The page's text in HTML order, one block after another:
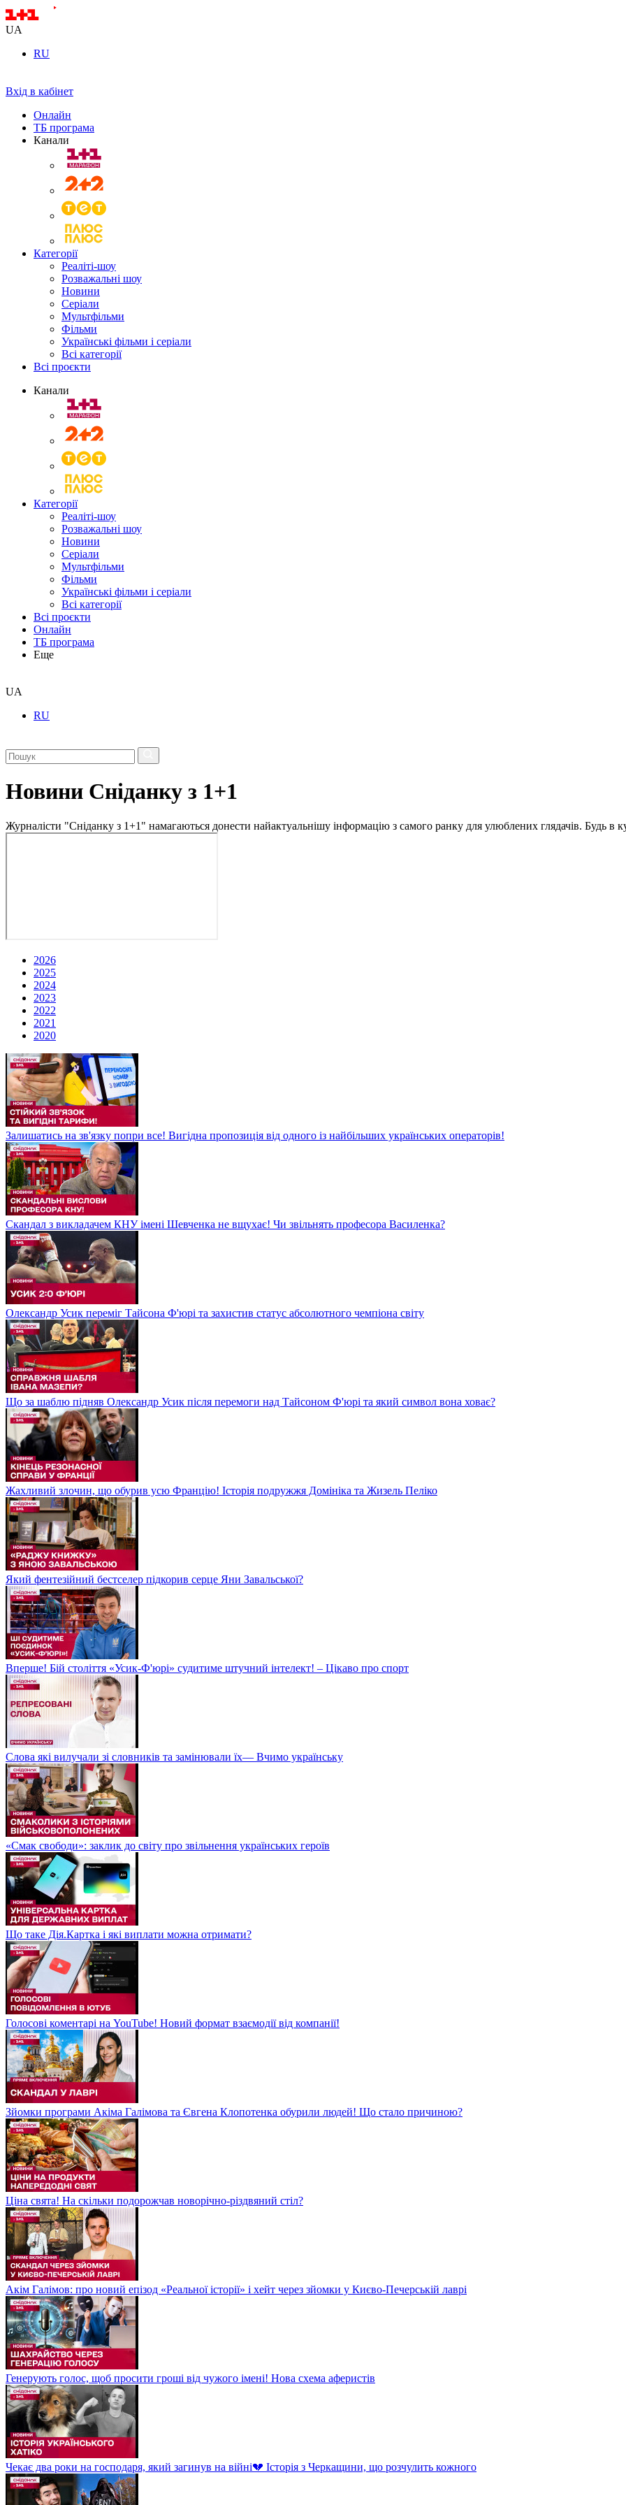
UA
RU
Вхід в кабінет
Онлайн
ТБ програма
Канали
Категорії
Реаліті-шоу
Розважальні шоу
Новини
Серіали
Мультфільми
Фільми
Українські фільми і серіали
Всі категорії
Всі проєкти
Канали
Категорії
Реаліті-шоу
Розважальні шоу
Новини
Серіали
Мультфільми
Фільми
Українські фільми і серіали
Всі категорії
Всі проєкти
Онлайн
ТБ програма
Еще
UA
RU
Новини Сніданку з 1+1
Журналісти "Сніданку з 1+1" намагаються донести найактуальнішу інформацію з самого ранку для улюблених глядачів. Будь в
2026
2025
2024
2023
2022
2021
2020
Залишатись на зв'язку попри все! Вигідна пропозиція від одного із найбільших українських операторів!
Скандал з викладачем КНУ імені Шевченка не вщухає! Чи звільнять професора Василенка?
Олександр Усик переміг Тайсона Ф'юрі та захистив статус абсолютного чемпіона світу
Що за шаблю підняв Олександр Усик після перемоги над Тайсоном Ф'юрі та який символ вона ховає?
Жахливий злочин, що обурив усю Францію! Історія подружжя Домініка та Жизель Пеліко
Який фентезійний бестселер підкорив серце Яни Завальської?
Вперше! Бій століття «Усик-Ф'юрі» судитиме штучний інтелект! – Цікаво про спорт
Слова які вилучали зі словників та замінювали їх— Вчимо українську
«Смак свободи»: заклик до світу про звільнення українських героїв
Що таке Дія.Картка і які виплати можна отримати?
Голосові коментарі на YouTube! Новий формат взаємодії від компанії!
Зйомки програми Акіма Галімова та Євгена Клопотенка обурили людей! Що стало причиною?
Ціна свята! На скільки подорожчав новорічно-різдвяний стіл?
Акім Галімов: про новий епізод «Реальної історії» і хейт через зйомки у Києво-Печерській лаврі
Генерують голос, щоб просити гроші від чужого імені! Нова схема аферистів
Чекає два роки на господаря, який загинув на війні💔 Історія з Черкащини, що розчулить кожного